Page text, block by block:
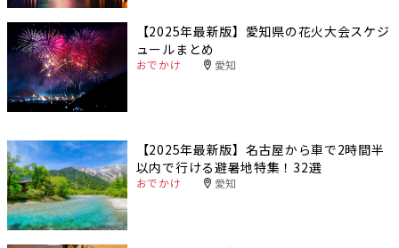
【2025年最新版】愛知県の花火大会スケジ
ュールまとめ
おでかけ 愛知
【2025年最新版】名古屋から車で2時間半
以内で行ける避暑地特集！32選
おでかけ 愛知